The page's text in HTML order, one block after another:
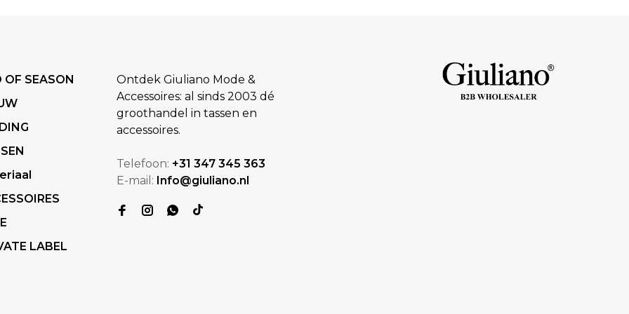
OF SEASON
LABEL
Ontdek Giuliano Mode &
Accessoires: al sinds 2003 dé
groothandel in tassen en
accessoires.
Telefoon: +31 347 345 363
E-mail: Info@giuliano.nl